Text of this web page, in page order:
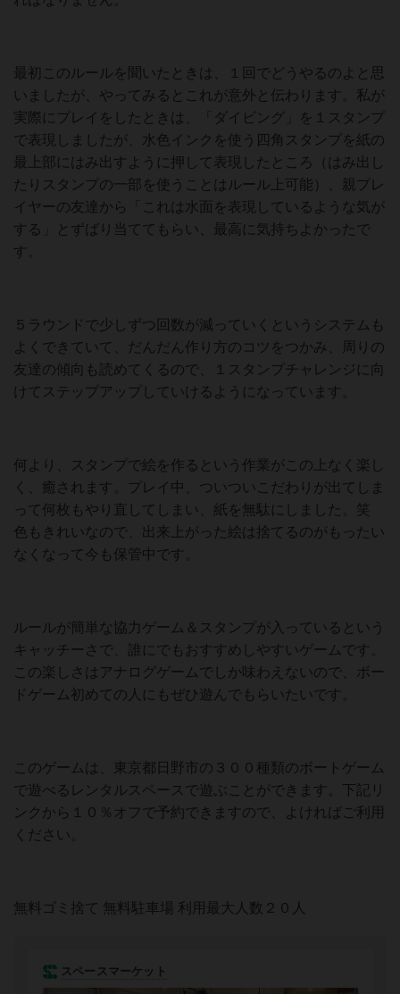
最初このルールを聞いたときは、１回でどうやるのよと思
いましたが、やってみるとこれが意外と伝わります。私が
実際にプレイをしたときは、「ダイビング」を１スタンプ
で表現しましたが、水色インクを使う四角スタンプを紙の
最上部にはみ出すように押して表現したところ（はみ出し
たりスタンプの一部を使うことはルール上可能）、親プレ
イヤーの友達から「これは水面を表現しているような気が
する」とずばり当ててもらい、最高に気持ちよかったで
す。
５ラウンドで少しずつ回数が減っていくというシステムも
よくできていて、だんだん作り方のコツをつかみ、周りの
友達の傾向も読めてくるので、１スタンプチャレンジに向
けてステップアップしていけるようになっています。
何より、スタンプで絵を作るという作業がこの上なく楽し
く、癒されます。プレイ中、ついついこだわりが出てしま
って何枚もやり直してしまい、紙を無駄にしました。笑
色もきれいなので、出来上がった絵は捨てるのがもったい
なくなって今も保管中です。
ルールが簡単な協力ゲーム＆スタンプが入っているという
キャッチーさで、誰にでもおすすめしやすいゲームです。
この楽しさはアナログゲームでしか味わえないので、ボー
ドゲーム初めての人にもぜひ遊んでもらいたいです。
このゲームは、東京都日野市の３００種類のボートゲーム
で遊べるレンタルスペースで遊ぶことができます。下記リ
ンクから１０％オフで予約できますので、よければご利用
ください。
無料ゴミ捨て 無料駐車場 利用最大人数２０人